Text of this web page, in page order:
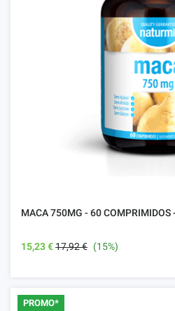
MACA 750MG - 60 COMPRIMIDOS
15,23 €17,92 € (15%)
PROMO*